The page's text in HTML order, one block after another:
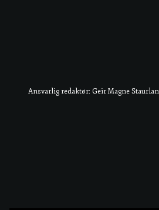
Ansvarlig redaktør: Geir Magne